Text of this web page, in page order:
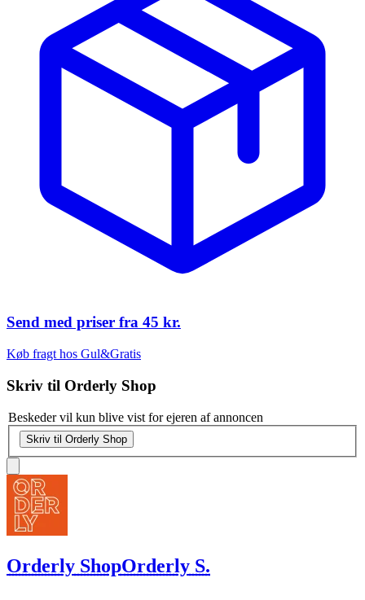
Send med priser fra 45 kr.
Køb fragt hos Gul&Gratis
Skriv til Orderly Shop
Beskeder vil kun blive vist for ejeren af annoncen
Skriv til Orderly Shop
Orderly ShopOrderly S.